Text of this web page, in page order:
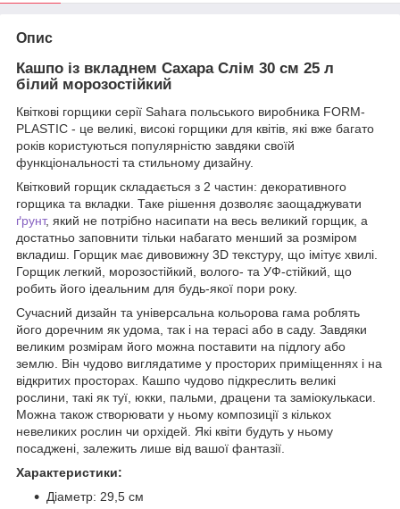
Опис
Кашпо із вкладнем Сахара Слім 30 см 25 л
білий морозостійкий
Квіткові горщики серії Sahara польського виробника FORM-
PLASTIC - це великі, високі горщики для квітів, які вже багато
років користуються популярністю завдяки своїй
функціональності та стильному дизайну.
Квітковий горщик складається з 2 частин: декоративного
горщика та вкладки. Таке рішення дозволяє заощаджувати
ґрунт, який не потрібно насипати на весь великий горщик, а
достатньо заповнити тільки набагато менший за розміром
вкладиш. Горщик має дивовижну 3D текстуру, що імітує хвилі.
Горщик легкий, морозостійкий, волого- та УФ-стійкий, що
робить його ідеальним для будь-якої пори року.
Сучасний дизайн та універсальна кольорова гама роблять
його доречним як удома, так і на терасі або в саду. Завдяки
великим розмірам його можна поставити на підлогу або
землю. Він чудово виглядатиме у просторих приміщеннях і на
відкритих просторах. Кашпо чудово підкреслить великі
рослини, такі як туї, юкки, пальми, драцени та заміокулькаси.
Можна також створювати у ньому композиції з кількох
невеликих рослин чи орхідей. Які квіти будуть у ньому
посаджені, залежить лише від вашої фантазії.
Характеристики:
Діаметр: 29,5 см